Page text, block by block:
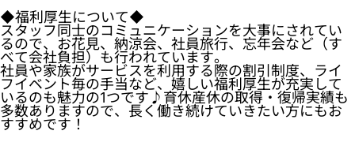
◆福利厚生について◆
スタッフ同士のコミュニケーションを大事にされてい
るので、お花見、納涼会、社員旅行、忘年会など（す
べて会社負担）も行われています。
社員や家族がサービスを利用する際の割引制度、ライ
フイベント毎の手当など、嬉しい福利厚生が充実して
いるのも魅力の1つです♪育休産休の取得・復帰実績も
多数ありますので、長く働き続けていきたい方にもお
すすめです！